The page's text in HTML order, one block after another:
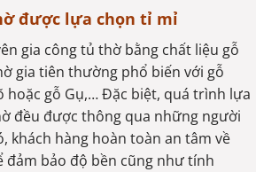
được lựa chọn tỉ mỉ
gia công tủ thờ bằng chất liệu gỗ
gia tiên thường phổ biến với gỗ
hoặc gỗ Gụ,… Đặc biệt, quá trình lựa
đều được thông qua những người
khách hàng hoàn toàn an tâm về
đảm bảo độ bền cũng như tính